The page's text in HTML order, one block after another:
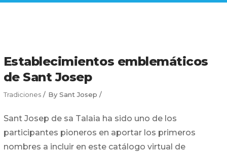
Establecimientos emblemáticos
de Sant Josep
Tradiciones By Sant Josep
Sant Josep de sa Talaia ha sido uno de los
participantes pioneros en aportar los primeros
nombres a incluir en este catálogo virtual de